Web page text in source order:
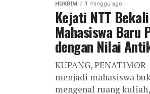
HUKRIM 1 minggu ago
Kejati NTT
Mahasiswa Baru
dengan Nilai
KUPANG,
menjadi mahasiswa
mengenal ruang